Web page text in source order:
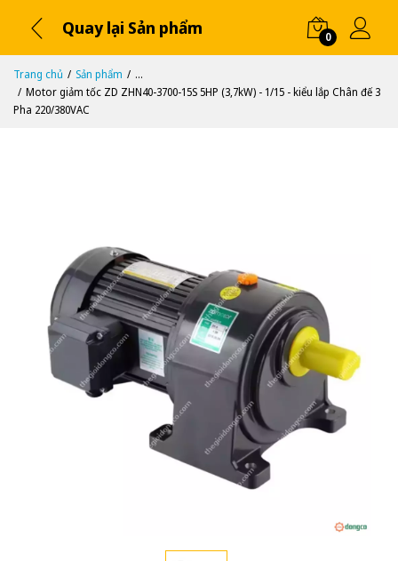
Quay lại Sản phẩm 0
Trang chủ Sản phẩm
...
Motor giảm tốc ZD ZHN40-3700-15S 5HP (3,7kW) - 1/15 - kiểu lắp Chân đế 3
Pha 220/380VAC